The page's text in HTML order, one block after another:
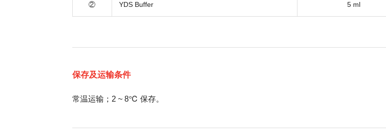
② YDS Buffer 5 ml
保存及运输条件
常温运输；2 ~ 8℃ 保存。